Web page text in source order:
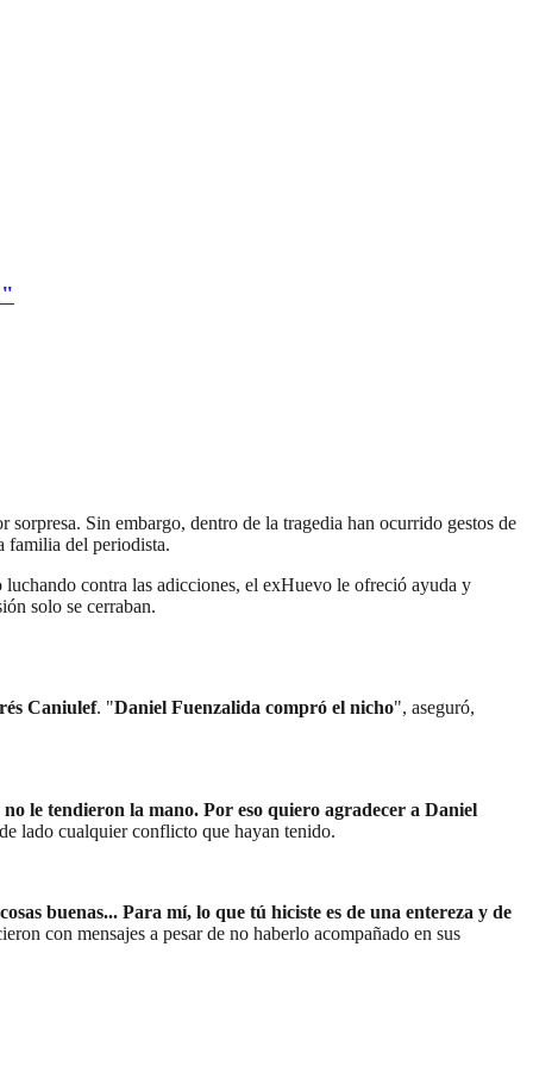
Sin embargo, dentro de la tragedia han ocurrido gestos de
familia del periodista.
contra las adicciones, el exHuevo le ofreció ayuda y
solo se cerraban.
Caniulef. "Daniel Fuenzalida compró el nicho", aseguró,
le tendieron la mano. Por eso quiero agradecer a Daniel
lado cualquier conflicto que hayan tenido.
buenas... Para mí, lo que tú hiciste es de una entereza y de
con mensajes a pesar de no haberlo acompañado en sus